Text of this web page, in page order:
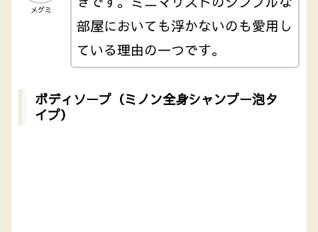
メグミ
部屋においても浮かないのも愛用し
ている理由の一つです。
ボディソープ（ミノン全身シャンプー泡タ
イプ）